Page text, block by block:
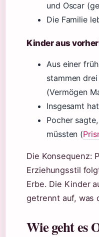
und Oscar
Die Familie
Kinder aus
Aus einer
stammen
(Vermögen
Insgesamt
Pocher
müssten (
Die Konsequenz:
Erziehungsstil
Erbe. Die Kinder
getrennt auf, was
Wie geht es